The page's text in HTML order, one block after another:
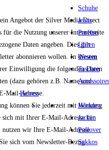
Schuhe
Jeans
Parfüm
Uhren
Westen
Taschen
Accessoires
Herren
Hemden
Jacken
Pullover
Sakkos
Angebot der Silver Media Direct
die Nutzung unserer Internetseite
Daten angeben. Dies gilt
abonnieren wollen. In diesem
Einwilligung die folgenden Daten
(dazu gehören z.B. Name und
Mail-Adresse.
können Sie jederzeit mit Wirkung
mit Ihrer E-Mail-Adresse für
nutzen wir Ihre E-Mail-Adresse
sich vom Newsletter-Bezug